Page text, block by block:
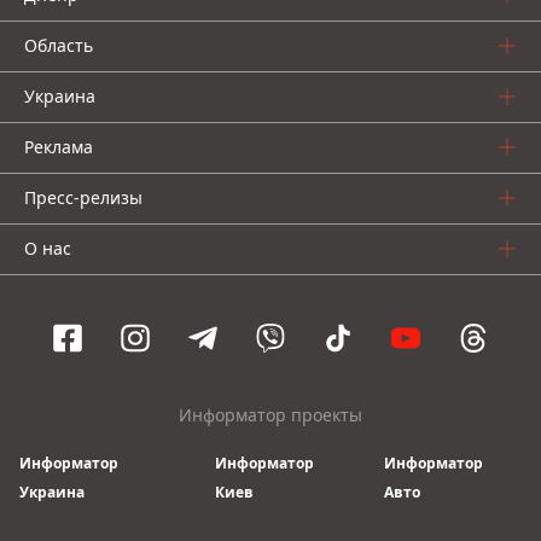
Область
Украина
Реклама
Пресс-релизы
О нас
Информатор проекты
Информатор
Украина
Информатор
Киев
Информатор
Авто